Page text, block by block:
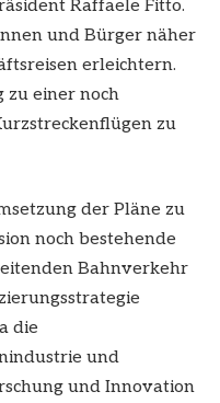
Raffaele Fitto.
und Bürger näher
erleichtern.
zu einer noch
zu
der Pläne zu
noch bestehende
Bahnverkehr
die
und
und Innovation